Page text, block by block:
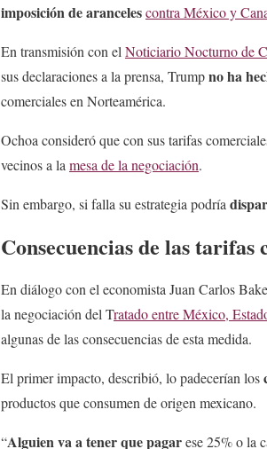
imposición de arancelescontra México y
En transmisión con el Noticiario Nocturno de
sus declaraciones a la prensa, Trumpno ha
comerciales en Norteamérica.
Ochoa consideró que con sus tarifas
vecinos a la mesa de la negociación.
Sin embargo, si falla su estrategia podría
Consecuencias de las tarifas
En diálogo con el economista Juan Carlos
la negociación del Tratado entre México,
algunas de las consecuencias de esta medida.
El primer impacto, describió, lo padecerían los
productos que consumen de origen mexicano.
“Alguien va a tener que pagarese 25% o la